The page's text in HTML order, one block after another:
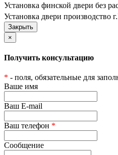
Установка финской двери без
Установка двери производство
×
Получить консультацию
* - поля, обязательные для
Ваше имя
Ваш E-mail
Ваш телефон *
Сообщение